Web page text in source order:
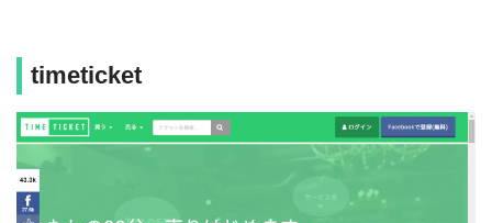
timeticket